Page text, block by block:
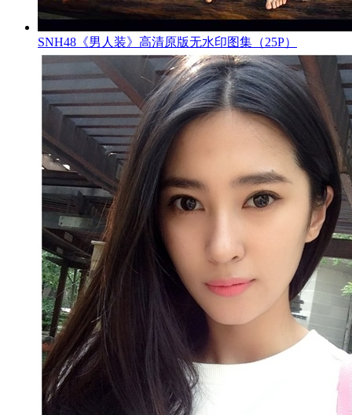
SNH48《男人装》高清原版无水印图集（25P）